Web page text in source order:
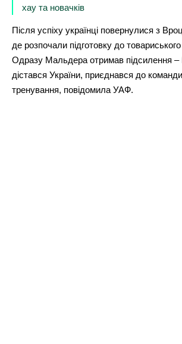
хау та новачків
Після успіху українці повернулися з
де розпочали підготовку до
Одразу Мальдера отримав підсилення –
дістався України, приєднався до
тренування, повідомила УАФ.